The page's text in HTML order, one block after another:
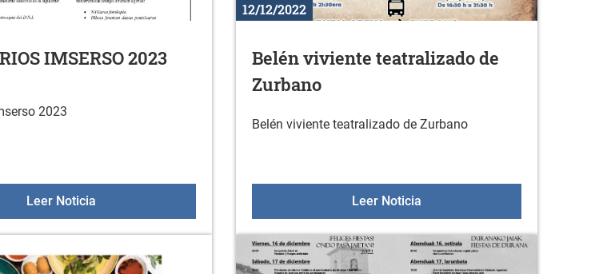
IMSERSO 2023
2023
Leer Noticia
12/12/2022
Belén viviente teatralizado de
Zurbano
Belén viviente teatralizado de Zurbano
Leer Noticia